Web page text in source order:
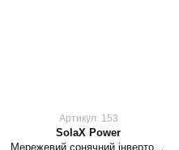
Артикул: 153
SolaX Power
Мережевий сонячний інвертор PROSOLAX X3-10.0P